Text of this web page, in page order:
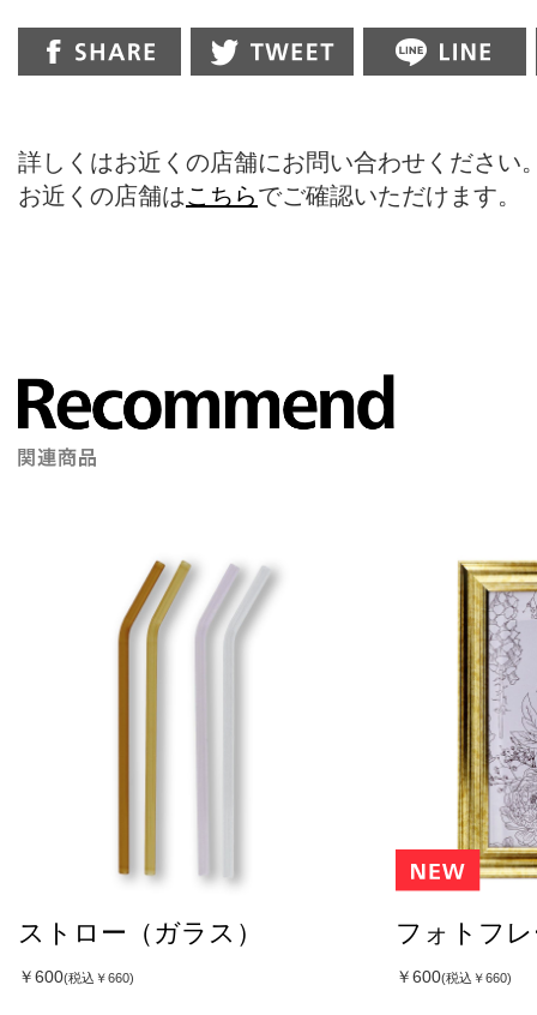
詳しくはお近くの店舗にお問い合わせください
お近くの店舗はこちらでご確認いただけます。
ストロー（ガラス）
￥600(税込￥660)
フォトフ
￥600(税込￥660)